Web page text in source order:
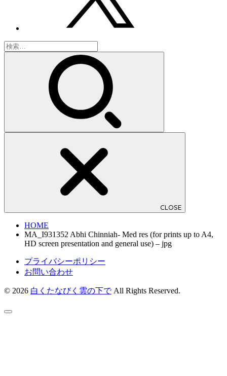
検
索:
CLOSE
HOME
MA_I931352 Abhi Chinniah- Med res (for prints up to A4,
HD screen presentation and general use) – jpg
プライバシーポリシー
お問い合わせ
© 2026 白くたなびく雲の下でAll Rights Reserved.